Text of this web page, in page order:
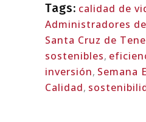
Tags: calidad de
Administradores
Santa Cruz de
sostenibles,
inversión, Semana
Calidad,